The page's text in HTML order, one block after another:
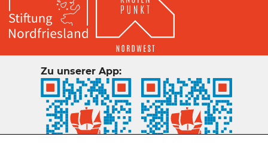
Zu unserer App: